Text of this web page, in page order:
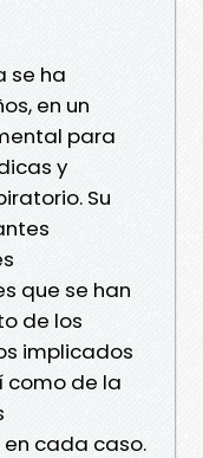
se ha
en un
para
y
Su
que se han
de los
implicados
como de la
cada caso.